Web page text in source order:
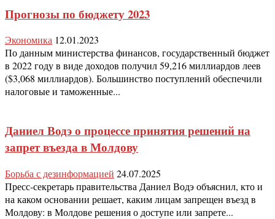
Прогнозы по бюджету 2023
Экономика 12.01.2023
По данным министерства финансов, государственный бюджет
в 2022 году в виде доходов получил 59,216 миллиардов леев
($3,068 миллиардов). Большинство поступлений обеспечили
налоговые и таможенные...
Даниел Водэ о процессе принятия решений на
запрет въезда в Молдову
Борьба с дезинформацией 24.07.2025
Пресс-секретарь правительства Даниел Водэ объяснил, кто и
на каком основании решает, каким лицам запрещен въезд в
Молдову: в Молдове решения о доступе или запрете...